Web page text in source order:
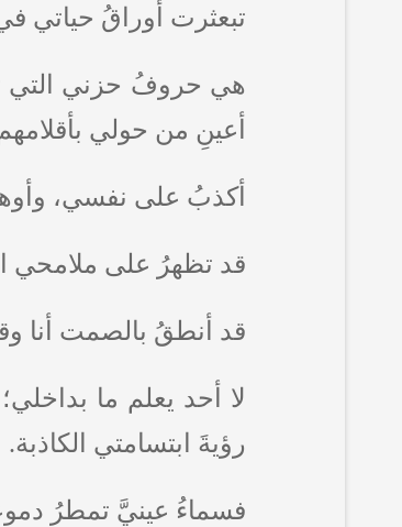
تبعثرت أوراقُ
هي حروفُ حزني التي
أعينِ من حولي
أكذبُ على نفسي،
قد تظهرُ على ملامحي
قد أنطقُ بالصمت أنا
لا أحد يعلم ما
رؤيةَ ابتسامتي الكاذبة.
فسماءُ عينيَّ تمطرُ